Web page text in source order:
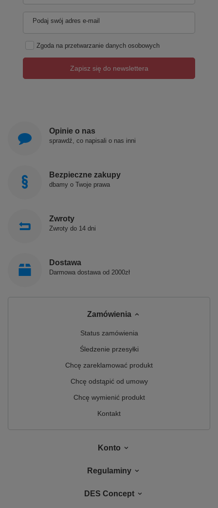
Podaj swój adres e-mail
Zgoda na przetwarzanie danych osobowych
Zapisz się do newslettera
Opinie o nas
sprawdź, co napisali o nas inni
Bezpieczne zakupy
dbamy o Twoje prawa
Zwroty
Zwroty do 14 dni
Dostawa
Darmowa dostawa od 2000zł
Zamówienia
Status zamówienia
Śledzenie przesyłki
Chcę zareklamować produkt
Chcę odstąpić od umowy
Chcę wymienić produkt
Kontakt
Konto
Regulaminy
DES Concept